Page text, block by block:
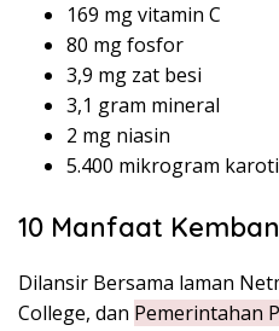
169 mg vitamin C
80 mg fosfor
3,9 mg zat besi
3,1 gram mineral
2 mg niasin
5.400 mikrogram
10 Manfaat
Dilansir Bersama laman
College, dan Pemerintahan